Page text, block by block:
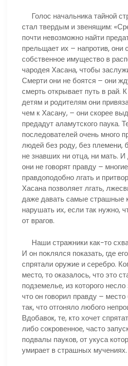
Голос начальника тайной
стал твердым и звенящим:
почти невозможно найти
прельщает их – напротив, они
собственное имущество в
чародея Хасана, чтобы
Смерти они не боятся – они
смерть открывает путь в рай.
детям и родителям они
чем к Хасану, – они скорее
предадут аламутского паука.
последователей очень много
людей без роду, без племени,
не знавших ни отца, ни мать.
они не говорят правду –
правдоподобно лгать и
Хасана позволяет лгать,
даже давать самые страшные
нарушать их, если так нужно,
от врагов.
Наши стражники как-то
И он поклялся показать, где
спрятали оружие и серебро.
место, то оказалось, что это
подземелье, из которого
что он говорил правду –
так, что отгоняло любого
Вдобавок, те, кто хочет
либо сокровенное, часто
подвалы пауков, от укуса
умирает в страшных мучениях.